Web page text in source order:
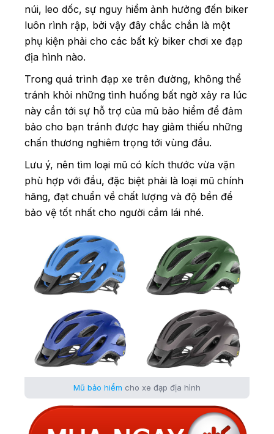
núi, leo dốc, sự nguy hiểm ảnh hưởng đến biker
luôn rình rập, bởi vậy đây chắc chắn là một
phụ kiện phải cho các bất kỳ biker chơi xe đạp
địa hình nào.
Trong quá trình đạp xe trên đường, không thể
tránh khỏi những tình huống bất ngờ xảy ra lúc
này cần tới sự hỗ trợ của mũ bảo hiểm để đảm
bảo cho bạn tránh được hay giảm thiếu những
chấn thương nghiêm trọng tới vùng đầu.
Lưu ý, nên tìm loại mũ có kích thước vừa vặn
phù hợp với đầu, đặc biệt phải là loại mũ chính
hãng, đạt chuẩn về chất lượng và độ bền để
bảo vệ tốt nhất cho người cầm lái nhé.
Mũ bảo hiểm cho xe đạp địa hình